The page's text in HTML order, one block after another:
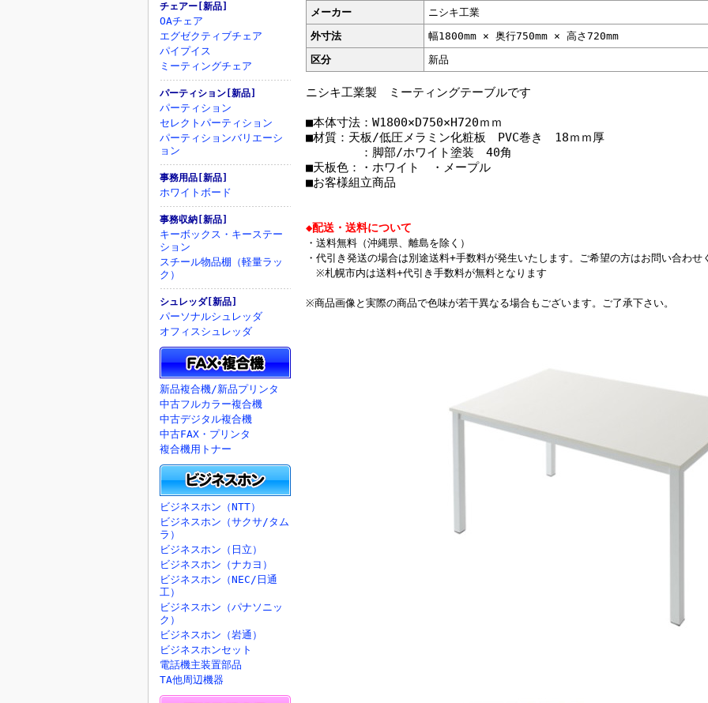
チェアー[新品]
OAチェア
エグゼクティブチェア
パイプイス
ミーティングチェア
パーティション[新品]
パーティション
セレクトパーティション
パーティションバリエーシ
ョン
事務用品[新品]
ホワイトボード
事務収納[新品]
キーボックス・キーステー
ション
スチール物品棚（軽量ラッ
ク）
シュレッダ[新品]
パーソナルシュレッダ
オフィスシュレッダ
新品複合機/新品プリンタ
中古フルカラー複合機
中古デジタル複合機
中古FAX・プリンタ
複合機用トナー
ビジネスホン（NTT）
ビジネスホン（サクサ/タム
ラ）
ビジネスホン（日立）
ビジネスホン（ナカヨ）
ビジネスホン（NEC/日通
工）
ビジネスホン（パナソニッ
ク）
ビジネスホン（岩通）
ビジネスホンセット
電話機主装置部品
TA他周辺機器
メーカー
ニシキ工業
外寸法
幅1800mm × 奥行750mm × 高さ720mm
区分
新品
ニシキ工業製 ミーティングテーブルです
■本体寸法：W1800×D750×H720ｍｍ
■材質：天板/低圧メラミン化粧板 PVC巻き 18ｍｍ厚
：脚部/ホワイト塗装 40角
■天板色：・ホワイト ・メープル
■お客様組立商品
◆配送・送料について
・送料無料（沖縄県、離島を除く）
・代引き発送の場合は別途送料+手数料が発生いたします。ご希望の方はお問い合わせ
※札幌市内は送料+代引き手数料が無料となります
※商品画像と実際の商品で色味が若干異なる場合もございます。ご了承下さい。